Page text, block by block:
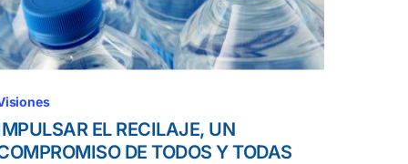
EL RECILAJE, UN
DE TODOS Y TODAS